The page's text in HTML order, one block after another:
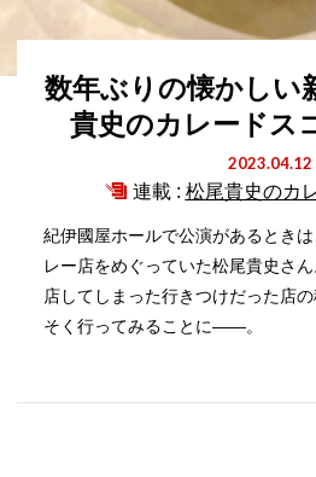
数年ぶりの懐かしい
貴史のカレードス
2023.04.12
連載 : 松尾貴史のカ
紀伊國屋ホールで公演があるとき
レー店をめぐっていた松尾貴史さ
店してしまった行きつけだった店
そく行ってみることに――。